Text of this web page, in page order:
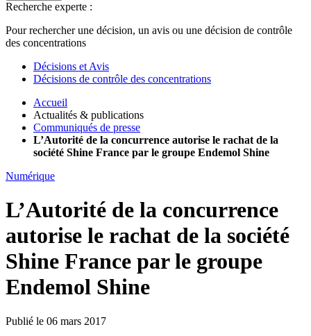
Recherche experte :
Pour rechercher une décision, un avis ou une décision de contrôle
des concentrations
Décisions et Avis
Décisions de contrôle des concentrations
Accueil
Actualités & publications
Communiqués de presse
L’Autorité de la concurrence autorise le rachat de la
société Shine France par le groupe Endemol Shine
Numérique
L’Autorité de la concurrence
autorise le rachat de la société
Shine France par le groupe
Endemol Shine
Publié le 06 mars 2017